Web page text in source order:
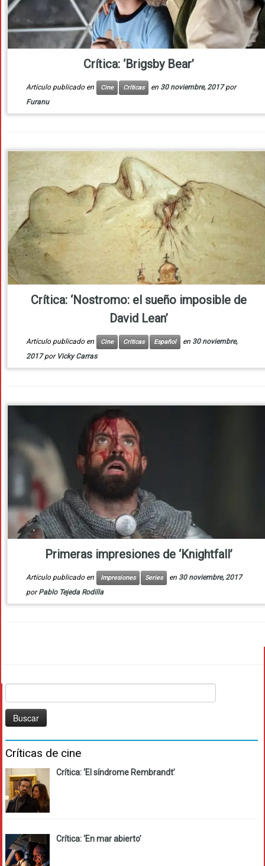
Crítica: ‘Brigsby Bear’
Artículo publicado en Cine Críticas en 30 noviembre, 2017 por
Furanu
Crítica: ‘Nostromo: el sueño imposible de
David Lean’
Artículo publicado en Cine Críticas Español en 30 noviembre,
2017 por Vicky Carras
Primeras impresiones de ‘Knightfall’
Artículo publicado en Impresiones Series en 30 noviembre, 2017
porPablo Tejeda Rodilla
Críticas de cine
Crítica: ‘El síndrome Rembrandt’
Crítica: ‘En mar abierto’